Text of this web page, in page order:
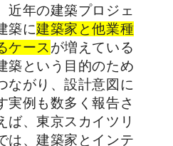
近年の建築プロジェ
築に建築家と他業種
ケース が増えている
築という目的のため
ながり、設計意図に
実例も数多く報告さ
ば、東京スカイツリ
は、建築家とインテ